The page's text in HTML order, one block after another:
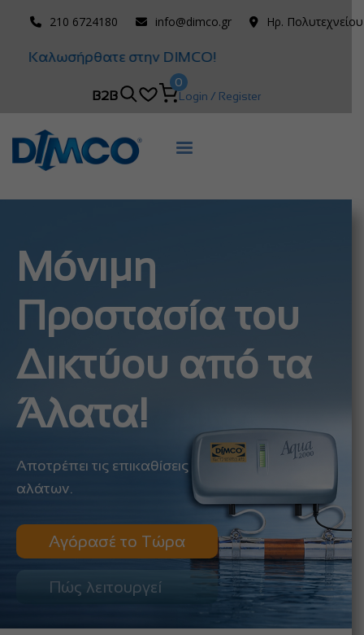
210 6724180 info@dimco.gr Ηρ.
Καλωσήρθατε στην DIMCO!
B2B
0
Login / Register
Μόνιμη
Προστασία του
Δικτύου από τα
Άλατα!
Αποτρέπει τις επικαθίσεις
αλάτων.
Αγόρασέ το Τώρα
Πώς λειτουργεί